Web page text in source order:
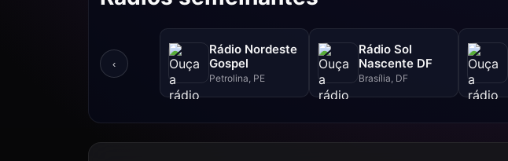
‹
Rádio Nordeste
Gospel
Petrolina, PE
Rádio Sol
Nascente DF
Brasília, DF